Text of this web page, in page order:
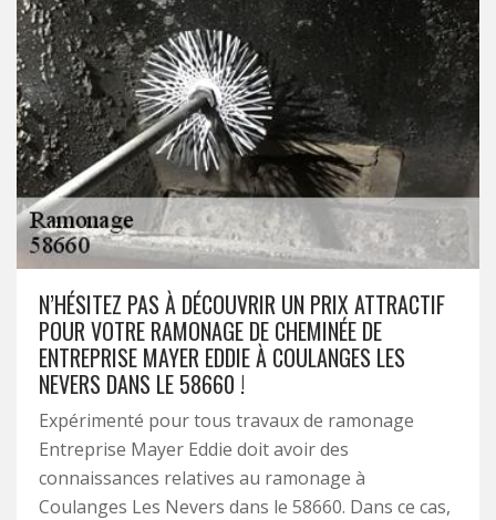
N’HÉSITEZ PAS À DÉCOUVRIR UN PRIX ATTRACTIF
POUR VOTRE RAMONAGE DE CHEMINÉE DE
ENTREPRISE MAYER EDDIE À COULANGES LES
NEVERS DANS LE 58660 !
Expérimenté pour tous travaux de ramonage
Entreprise Mayer Eddie doit avoir des
connaissances relatives au ramonage à
Coulanges Les Nevers dans le 58660. Dans ce cas,